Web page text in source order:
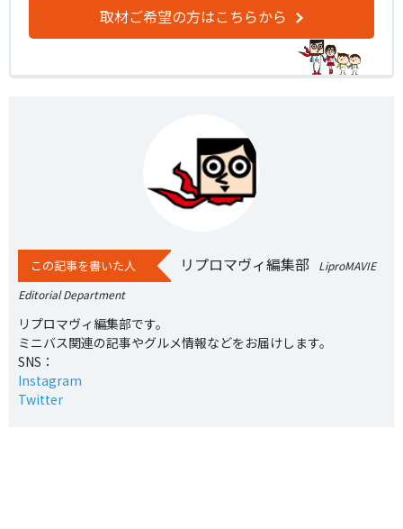
取材ご希望の方はこちらから
この記事を書いた人 リプロマヴィ編集部
LiproMAVIE
Editorial Department
リプロマヴィ編集部です。
ミニバス関連の記事やグルメ情報などをお届けします。
SNS：
Instagram
Twitter